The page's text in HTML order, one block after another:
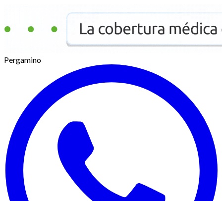
Pergamino